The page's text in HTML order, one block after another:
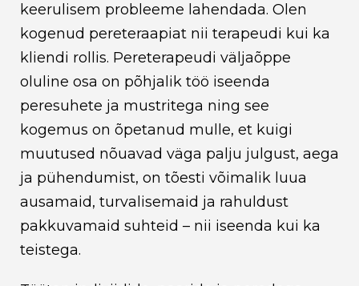
keerulisem probleeme lahendada. Olen
kogenud pereteraapiat nii terapeudi kui ka
kliendi rollis. Pereterapeudi väljaõppe
oluline osa on põhjalik töö iseenda
peresuhete ja mustritega ning see
kogemus on õpetanud mulle, et kuigi
muutused nõuavad väga palju julgust, aega
ja pühendumist, on tõesti võimalik luua
ausamaid, turvalisemaid ja rahuldust
pakkuvamaid suhteid – nii iseenda kui ka
teistega.